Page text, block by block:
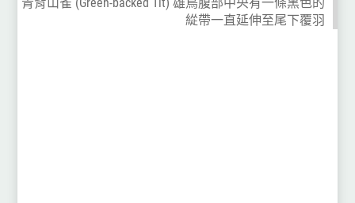
緃帶一直延伸至尾下覆羽